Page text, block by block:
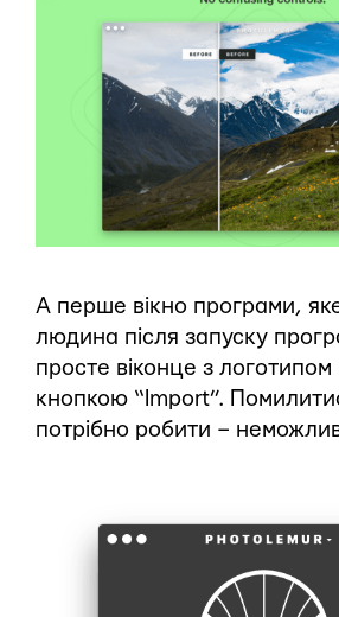
А перше вікно програми,
людина після запуску
просте віконце з
кнопкою “Import”.
потрібно робити –